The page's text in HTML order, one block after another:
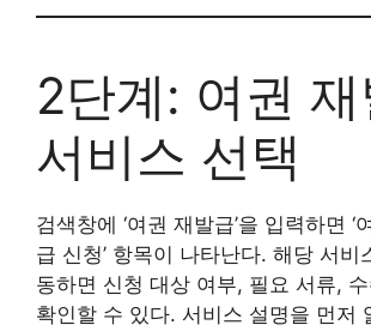
2단계: 여권
서비스 선택
검색창에 ‘여권 재발급’을 입력하면 ‘
급 신청’ 항목이 나타난다. 해당 서비
동하면 신청 대상 여부, 필요 서류,
확인할 수 있다. 서비스 설명을 먼저